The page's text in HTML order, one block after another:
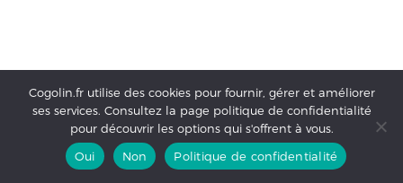
Cogolin.fr utilise des cookies pour fournir, gérer et améliorer
ses services. Consultez la page politique de confidentialité
pour découvrir les options qui s'offrent à vous.
Oui
Non Politique de confidentialité